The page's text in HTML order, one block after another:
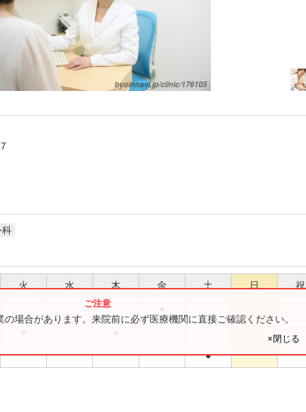
科
火 水 木 金 土 日 祝
●
場合があります。来院前に必ず医療機関に直接ご確認ください。
×閉じる